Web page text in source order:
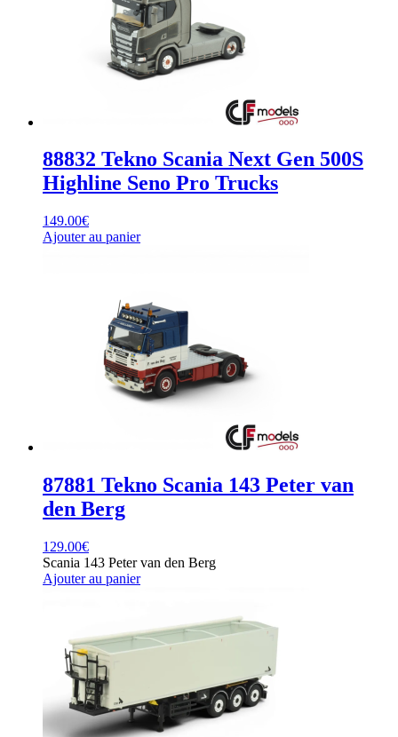
88832 Tekno Scania Next Gen 500S
Highline Seno Pro Trucks
149.00€
Ajouter au panier
87881 Tekno Scania 143 Peter van
den Berg
129.00€
Scania 143 Peter van den Berg
Ajouter au panier